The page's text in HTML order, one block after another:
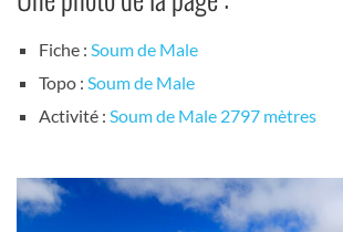
Fiche : Soum de Male
Topo : Soum de Male
Activité : Soum de Male 2797 mètres